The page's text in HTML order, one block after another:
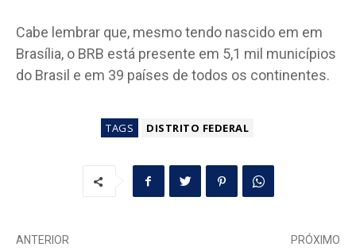
Cabe lembrar que, mesmo tendo nascido em em
Brasília, o BRB está presente em 5,1 mil municípios
do Brasil e em 39 países de todos os continentes.
TAGS DISTRITO FEDERAL
ANTERIOR PRÓXIMO